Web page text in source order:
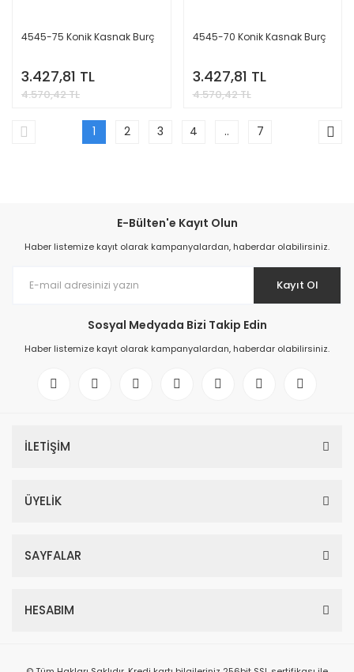
4545-75 Konik Kasnak Burç
3.427,81 TL
4.570,42 TL
4545-70 Konik Kasnak Burç
3.427,81 TL
4.570,42 TL
1 2 3 4 .. 7
E-Bülten'e Kayıt Olun
Haber listemize kayıt olarak kampanyalardan, haberdar olabilirsiniz.
Kayıt Ol
Sosyal Medyada Bizi Takip Edin
Haber listemize kayıt olarak kampanyalardan, haberdar olabilirsiniz.
İLETİŞİM
ÜYELİK
SAYFALAR
HESABIM